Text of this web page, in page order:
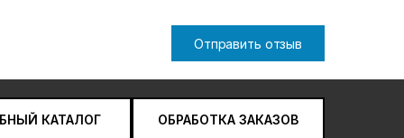
Отправить отзыв
КАТАЛОГ ОБРАБОТКА ЗАКАЗОВ